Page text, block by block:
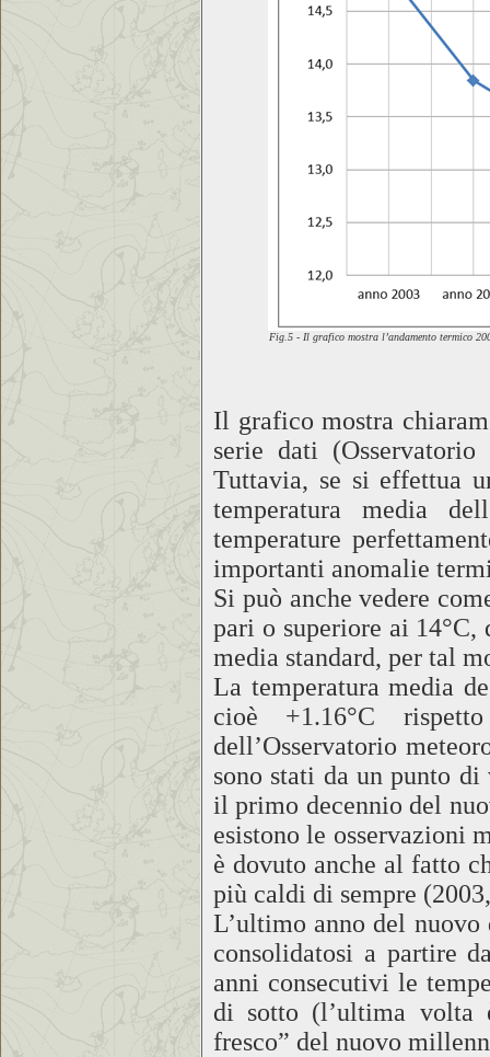
Fig.5 - Il grafico mostra l’andamento termico
Il grafico mostra
serie dati
Tuttavia, se si effettua
temperatura media
temperature
importanti anomalie
Si può anche vedere
pari o superiore ai 14°C,
media standard, per tal
La temperatura media
cioè +1.16°C
dell’Osservatorio
sono stati da un punto
il primo decennio del
esistono le osservazioni
è dovuto anche al fatto
più caldi di sempre
L’ultimo anno del nuovo
consolidatosi a partire
anni consecutivi le
di sotto (l’ultima volta
fresco” del nuovo